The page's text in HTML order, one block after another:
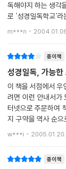
독해야지 하는 생각
로 '성경일독학교'라
쓰이는 책인데 우
m***n
종이책
성경일독, 가능한
이 책을 서점에서
려면 이런 안내서가
터넷으로 주문하여 책
지 구약을 역사 순
부분을 읽었는데,
w***i 2005.01.20.
종이책